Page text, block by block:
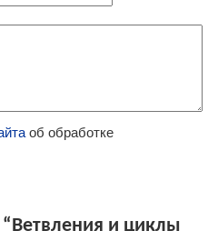
об обработке
и циклы